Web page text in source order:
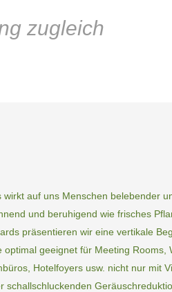
zugleich
wirkt auf uns Menschen belebender
und beruhigend wie frisches
präsentieren wir eine vertikale
optimal geeignet für Meeting Rooms,
Hotelfoyers usw. nicht nur mit
schallschluckenden